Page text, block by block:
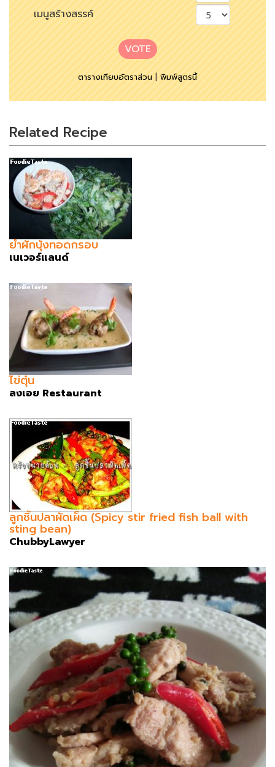
เมนูสร้างสรรค์
VOTE
ตารางเทียบอัตราส่วน|พิมพ์สูตรนี้
Related Recipe
ยำผักบุ้งทอดกรอบ
เนเวอร์แลนด์
ไข่ตุ๋น
ลงเอย Restaurant
ลูกชิ้นปลาผัดเผ็ด (Spicy stir fried fish ball with
sting bean)
ChubbyLawyer